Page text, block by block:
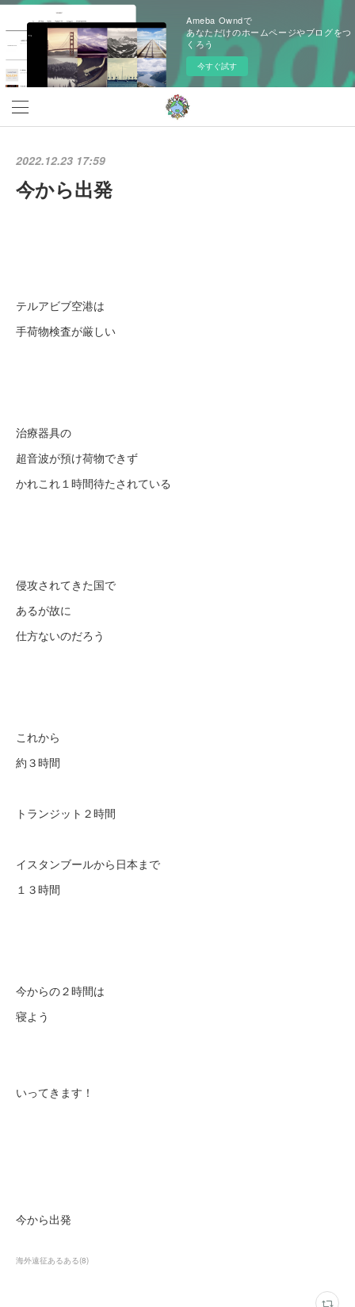
Ameba Owndで
あなただけのホームページやブログをつ
くろう
今すぐ試す
2022.12.23 17:59
今から出発
テルアビブ空港は
手荷物検査が厳しい
治療器具の
超音波が預け荷物できず
かれこれ１時間待たされている
侵攻されてきた国で
あるが故に
仕方ないのだろう
これから
約３時間
トランジット２時間
イスタンブールから日本まで
１３時間
今からの２時間は
寝よう
いってきます！
今から出発
海外遠征あるある(8)